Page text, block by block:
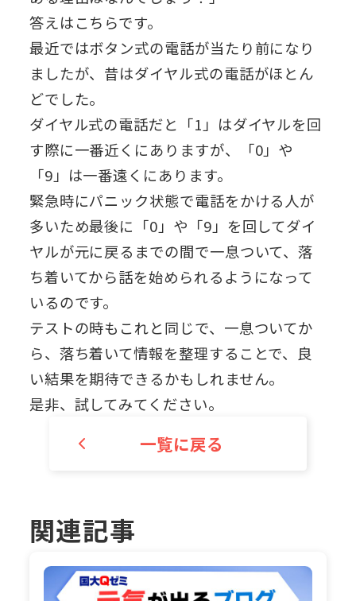
答えはこちらです。
最近ではボタン式の電話が当たり前になり
ましたが、昔はダイヤル式の電話がほとん
どでした。
ダイヤル式の電話だと「1」はダイヤルを回
す際に一番近くにありますが、「0」や
「9」は一番遠くにあります。
緊急時にパニック状態で電話をかける人が
多いため最後に「0」や「9」を回してダイ
ヤルが元に戻るまでの間で一息ついて、落
ち着いてから話を始められるようになって
いるのです。
テストの時もこれと同じで、一息ついてか
ら、落ち着いて情報を整理することで、良
い結果を期待できるかもしれません。
是非、試してみてください。
一覧に戻る
関連記事